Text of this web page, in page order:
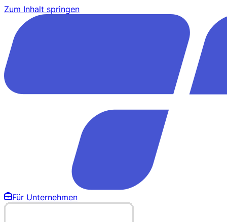
Zum Inhalt springen
Für Unternehmen